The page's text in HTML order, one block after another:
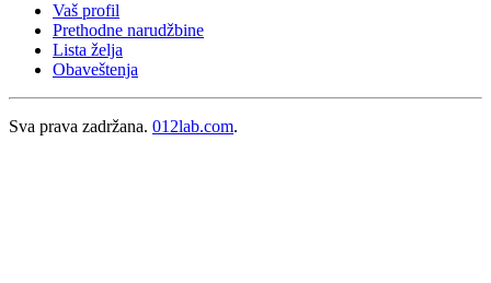
Vaš profil
Prethodne narudžbine
Lista želja
Obaveštenja
Sva prava zadržana. 012lab.com.